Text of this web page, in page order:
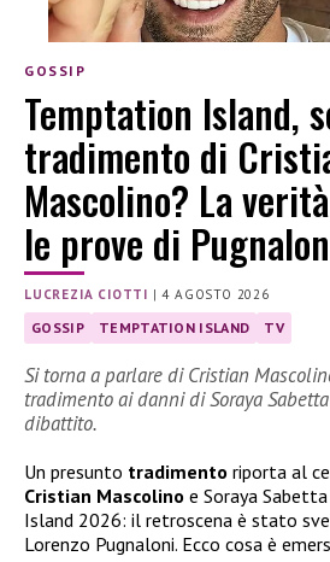
GOSSIP
Temptation Island,
tradimento di
Mascolino? La
le prove di
LUCREZIA CIOTTI |4 AGOSTO 2026
GOSSIP TEMPTATION ISLAND TV
Si torna a parlare di Cristian
tradimento ai danni di Soraya
dibattito.
Un presunto tradimento riporta al
Cristian Mascolino e Soraya
Island 2026: il retroscena è stato
Lorenzo Pugnaloni. Ecco cosa è